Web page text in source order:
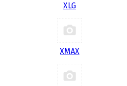
XLG
XMAX